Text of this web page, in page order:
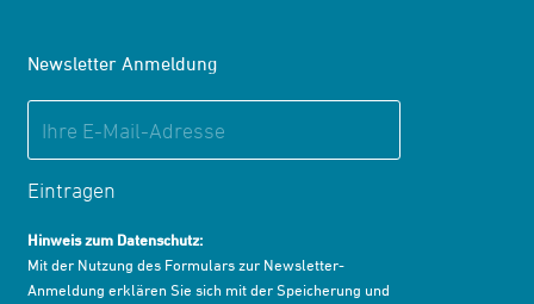
Newsletter Anmeldung
Eintragen
Hinweis zum Datenschutz:
Mit der Nutzung des Formulars zur Newsletter-
Anmeldung erklären Sie sich mit der Speicherung und